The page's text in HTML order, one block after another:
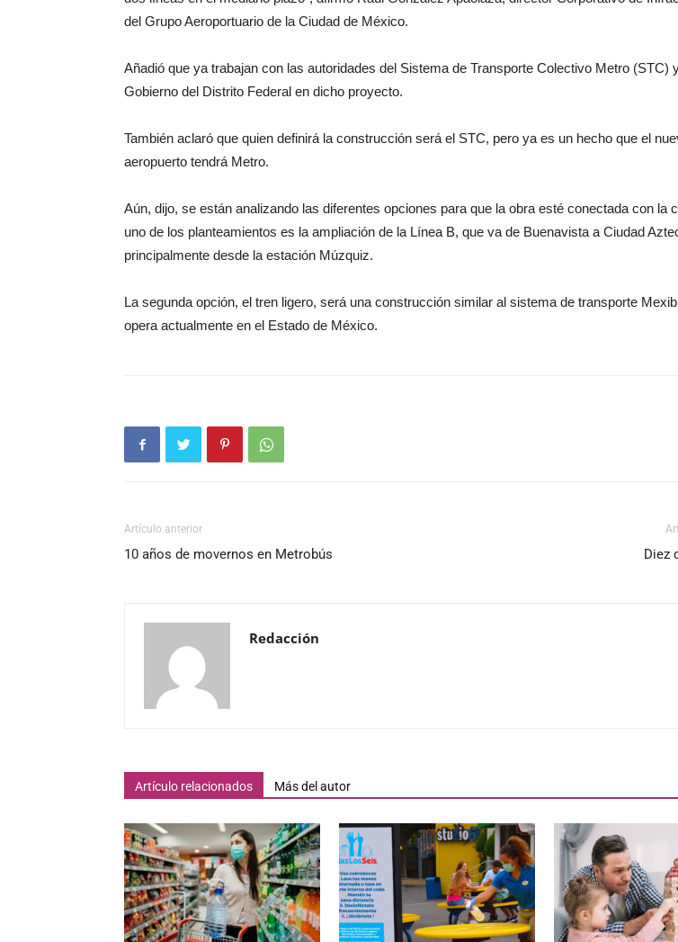
del Grupo Aeroportuario de la Ciudad de México.
Añadió que ya trabajan con las autoridades del Sistema de Transporte Colectivo Metro (STC)
Gobierno del Distrito Federal en dicho proyecto.
También aclaró que quien definirá la construcción será el STC, pero ya es un hecho que el
aeropuerto tendrá Metro.
Aún, dijo, se están analizando las diferentes opciones para que la obra esté conectada con la
uno de los planteamientos es la ampliación de la Línea B, que va de Buenavista a Ciudad
principalmente desde la estación Múzquiz.
La segunda opción, el tren ligero, será una construcción similar al sistema de transporte
opera actualmente en el Estado de México.
Artículo anterior
10 años de movernos en Metrobús Diez
Redacción
Artículo relacionados Más del autor